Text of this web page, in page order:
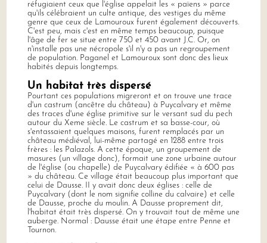
réfugiaient ceux que l'église appelait les « païens » parce
qu'ils célébraient un culte antique, des vestiges du même
genre que ceux de Lamouroux furent également découverts.
C'est peu, mais c'est en même temps beaucoup, puisque
l'âge de fer se situe entre 750 et 450 avant J.C. Or, on
n'installe pas une nécropole s'il n'y a pas un regroupement
de population. Paganel et Lamouroux sont donc des lieux
habités depuis longtemps.
Un habitat très dispersé
Pourtant ces populations migreront et on trouve une trace
d'un castrum (ancêtre du château) à Puycalvary et même
des traces d'une église primitive sur le versant sud du pech
autour du Xeme siècle. Le castrum et sa basse-cour, où
s'entassaient quelques maisons, furent remplacés par un
château médiéval, lui-même partagé en 1288 entre trois
frères : les Palazols. A cette époque, un groupement de
masures (un village donc), formait une zone urbaine autour
de l'église (ou chapelle) de Puycalvary édifiée « à 600 pas
» du château. Ce village était beaucoup plus important que
celui de Dausse. II y avait donc deux églises : celle de
Puycalvary (dont le nom signifie colline du calvaire) et celle
de Dausse, proche du moulin. A Dausse proprement dit,
l'habitat était très dispersé. On y trouvait tout de même une
auberge. Normal : Dausse était une étape entre Penne et
Tournon.